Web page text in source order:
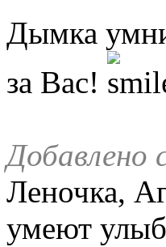
Дымка
за Вас!
Леночка,
умеют